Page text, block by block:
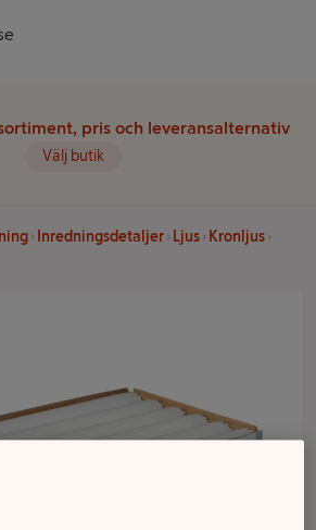
pris och leveransalternativ
Välj butik
Inredningsdetaljer Ljus
Kronljus